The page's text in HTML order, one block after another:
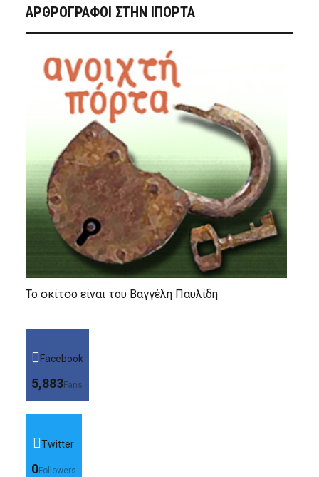
ΑΡΘΡΟΓΡΑΦΟΙ ΣΤΗΝ IΠΟΡΤΑ
Το σκίτσο είναι του Βαγγέλη Παυλίδη
Facebook
5,883Fans
Twitter
0Followers